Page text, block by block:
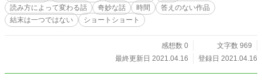
読み方によって変わる話
奇妙な話 時間
答えのない作品
結末は一つではない
ショートショート
感想数 0
文字数 969
最終更新日 2021.04.16
登録日 2021.04.16